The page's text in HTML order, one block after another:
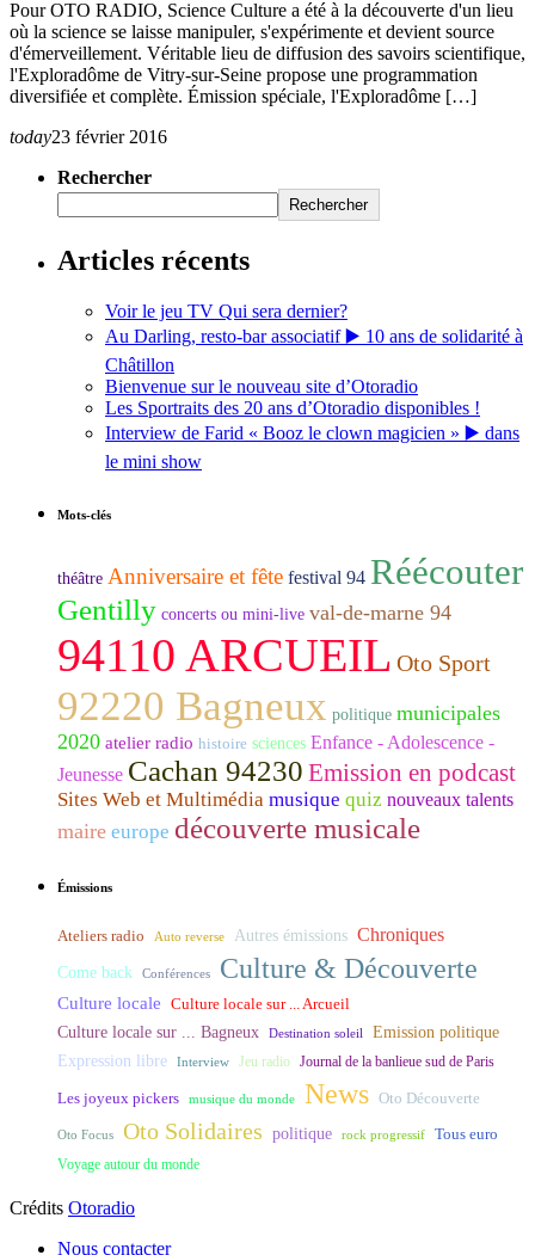
Pour OTO RADIO, Science Culture a été à la découverte d'un lieu
où la science se laisse manipuler, s'expérimente et devient source
d'émerveillement. Véritable lieu de diffusion des savoirs scientifique,
l'Exploradôme de Vitry-sur-Seine propose une programmation
diversifiée et complète. Émission spéciale, l'Exploradôme […]
today23 février 2016
Rechercher
Rechercher
Articles récents
Voir le jeu TV Qui sera dernier?
Au Darling, resto-bar associatif ▶️ 10 ans de solidarité à
Châtillon
Bienvenue sur le nouveau site d’Otoradio
Les Sportraits des 20 ans d’Otoradio disponibles !
Interview de Farid « Booz le clown magicien » ▶️ dans
le mini show
Mots-clés
théâtre Anniversaire et fête festival 94 Réécouter
Gentilly concerts ou mini-live val-de-marne 94
94110 ARCUEIL Oto Sport
92220 Bagneux politique municipales
2020 atelier radio histoire sciences Enfance - Adolescence -
Jeunesse Cachan 94230 Emission en podcast
Sites Web et Multimédia musique quiz nouveaux talents
maire europe découverte musicale
Émissions
Ateliers radio Auto reverse Autres émissions Chroniques
Come back Conférences Culture & Découverte
Culture locale Culture locale sur ... Arcueil
Culture locale sur ... Bagneux Destination soleil Emission politique
Expression libre Interview Jeu radio Journal de la banlieue sud de Paris
Les joyeux pickers musique du monde News Oto Découverte
Oto Focus Oto Solidaires politique rock progressif Tous euro
Voyage autour du monde
Crédits Otoradio
Nous contacter